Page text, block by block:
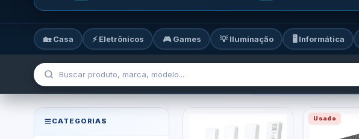
🏡 Casa ⚡ Eletrônicos 🎮 Games 💡 Iluminação 🖥️ Informática
MicroTi — Sua loja de tecnologia:
CATEGORIAS Usado